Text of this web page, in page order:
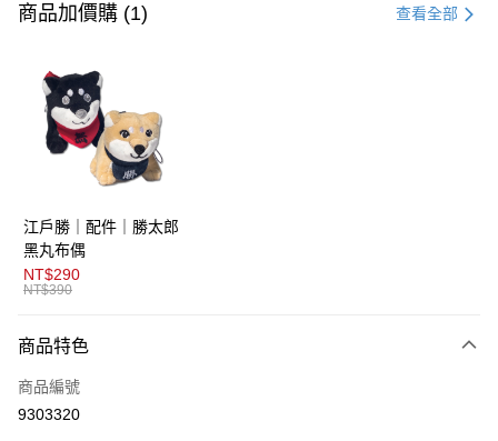
信用卡一次付款
LINE Pay
AFTEE先享後付
【關於「AFTEE先享後付」】
便利好安心！
１．簡單：不需註冊會員、不需綁卡、不需儲值。
２．便利：只要手機號碼，簡訊認證，即可結帳。
３．安心：先確認商品／服務後，再付款。
１．於結帳方式選擇「AFTEE先享後付」後，將跳轉至「AFTEE先享後付」
２．訂單成立數日內，您將收到繳費通知簡訊。
３．收到繳費通知簡訊後14天內，點擊此簡訊中的連結，可透過四大超商／
運送方式
全家取貨付款
免運費
商品加價購 (1) 查看全部
江戶勝｜配件｜勝太郎
黑丸布偶
NT$290
NT$390
商品特色
商品編號
9303320